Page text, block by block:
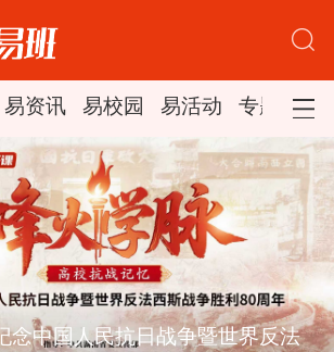
易资讯 易校园 易活动 专题集锦
念中国人民抗日战争暨世界反法
光的你｜太行山上新愚公]
方之约 相约未来
纬线·向新，向前]